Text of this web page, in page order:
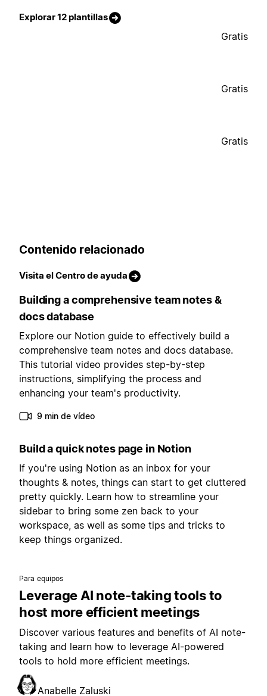
Explorar 12 plantillas
Gratis
Gratis
Gratis
Contenido relacionado
Visita el Centro de ayuda
Building a comprehensive team notes &
docs database
Explore our Notion guide to effectively build a
comprehensive team notes and docs database.
This tutorial video provides step-by-step
instructions, simplifying the process and
enhancing your team's productivity.
9 min de vídeo
Build a quick notes page in Notion
If you're using Notion as an inbox for your
thoughts & notes, things can start to get cluttered
pretty quickly. Learn how to streamline your
sidebar to bring some zen back to your
workspace, as well as some tips and tricks to
keep things organized.
Para equipos
Leverage AI note-taking tools to
host more efficient meetings
Discover various features and benefits of AI note-
taking and learn how to leverage AI-powered
tools to hold more efficient meetings.
Anabelle Zaluski